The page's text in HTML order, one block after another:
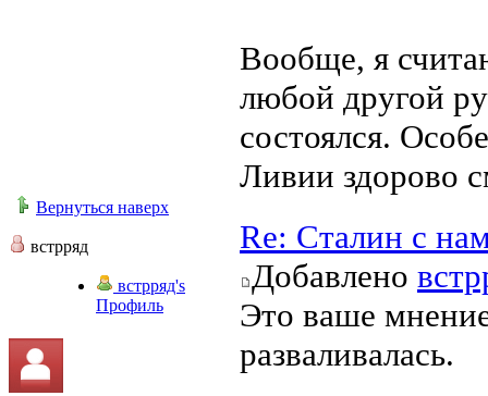
Вообще, я
любой другой
состоялся.
Ливии здорово
Вернуться наверх
встрряд
встрряд's
Профиль
Re: Сталин с
Добавлено
Это ваше
разваливалась.